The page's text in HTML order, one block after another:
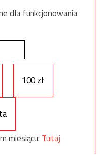
dla funkcjonowania
100 zł
miesiącu: Tutaj